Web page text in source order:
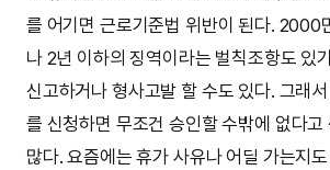
를 어기면 근로기준법 위반이 된다. 2000
나 2년 이하의 징역이라는 벌칙조항도 있
신고하거나 형사고발 할 수도 있다. 그래
를 신청하면 무조건 승인할 수밖에 없다
많다. 요즘에는 휴가 사유나 어딜 가는지